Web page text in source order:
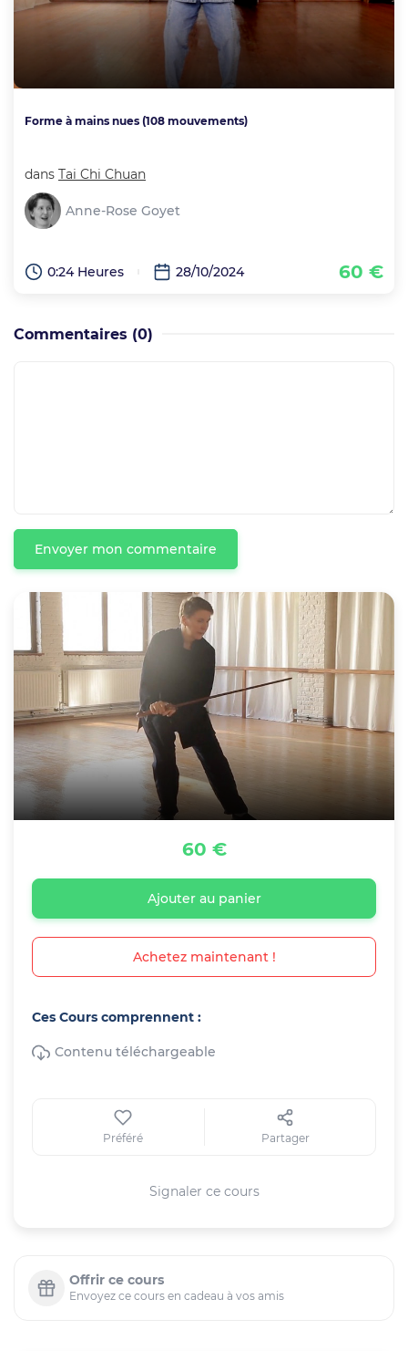
Forme à mains nues (108 mouvements)
dans Tai Chi Chuan
Anne-Rose Goyet
0:24 Heures 28/10/2024 60 €
Commentaires (0)
Envoyer mon commentaire
60 €
Ajouter au panier
Achetez maintenant !
Ces Cours comprennent :
Contenu téléchargeable
Préféré Partager
Signaler ce cours
Offrir ce cours
Envoyez ce cours en cadeau à vos amis